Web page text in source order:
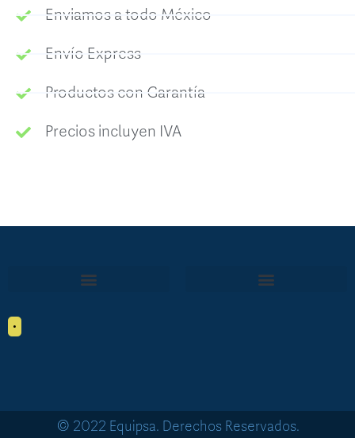
Enviamos a todo México
Envío Express
Productos con Garantía
Precios incluyen IVA
•
© 2022 Equipsa. Derechos Reservados.